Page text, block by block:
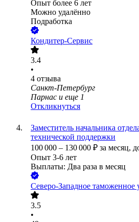
Опыт более 6 лет
Можно удалённо
Подработка
Кондитер-Сервис
3.4
•
4 отзыва
Санкт-Петербург
Парнас и еще 1
Откликнуться
Заместитель начальника
технической поддержки
100 000 – 130 000 ₽ за месяц,
Опыт 3-6 лет
Выплаты: Два раза в месяц
Северо-Западное таможенное
3.5
•